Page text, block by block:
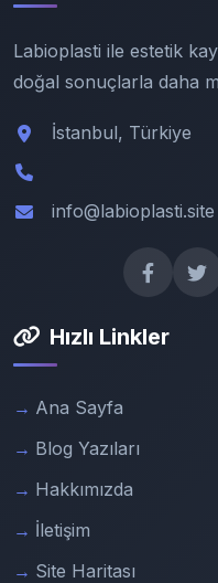
Labioplasti ile estetik
doğal sonuçlarla daha
İstanbul, Türkiye
info@labioplasti.site
Hızlı Linkler
Ana Sayfa
Blog Yazıları
Hakkımızda
İletişim
Site Haritası